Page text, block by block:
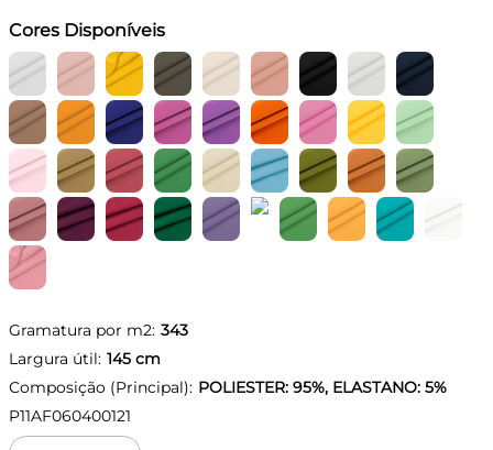
Cores Disponíveis
Gramatura por m2: 343
Largura útil: 145 cm
Composição (Principal): POLIESTER: 95%, ELASTANO: 5%
P11AF060400121